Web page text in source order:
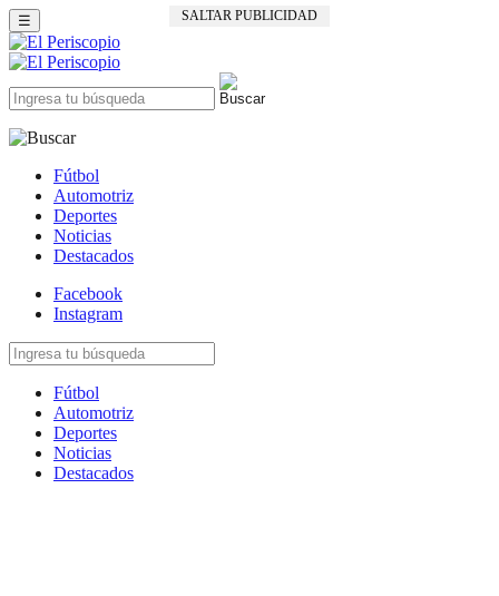
SALTAR PUBLICIDAD
☰
Fútbol
Automotriz
Deportes
Noticias
Destacados
Facebook
Instagram
Fútbol
Automotriz
Deportes
Noticias
Destacados